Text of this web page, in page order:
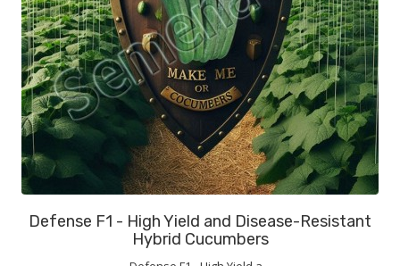
Defense F1 - High Yield and Disease-Resistant
Hybrid Cucumbers